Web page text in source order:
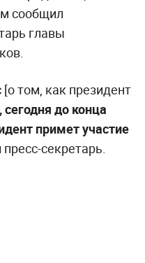
сообщил
главы
[о том, как президент
до конца
примет участие
секретарь.